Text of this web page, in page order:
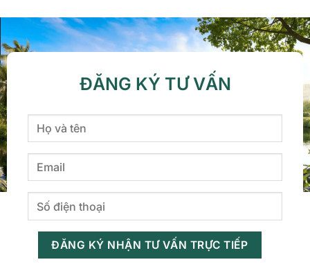
ĐĂNG KÝ TƯ VẤN